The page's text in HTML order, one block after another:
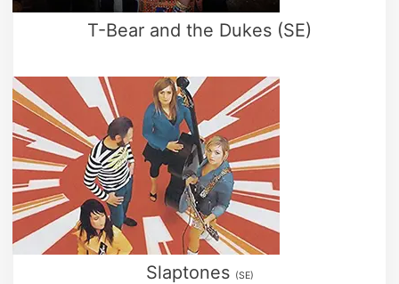
T-Bear and the Dukes (SE)
Slaptones (SE)